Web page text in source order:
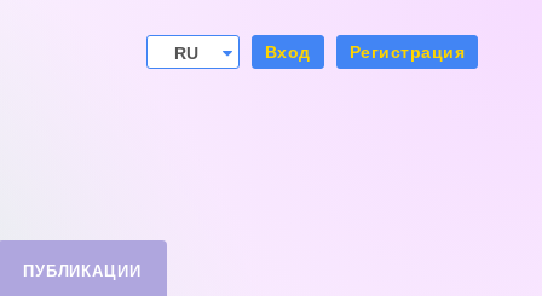
RU
Вход Регистрация
ПУБЛИКАЦИИ